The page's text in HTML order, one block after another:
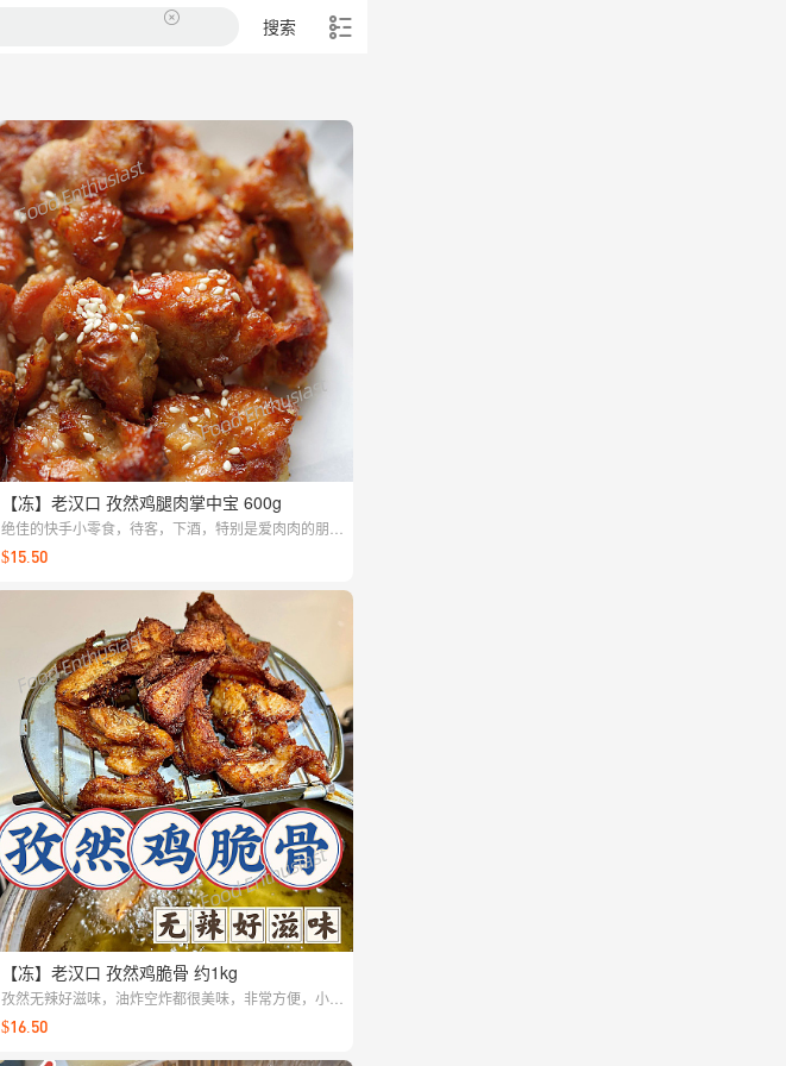
搜索
【冻】老汉口 孜然鸡腿肉掌中宝 600g
绝佳的快手小零食，待客，下酒，特别是爱肉肉的朋
友。这鸡腿肉一口口鲜嫩多汁，电烤/油炸/炭烤随时来
一盘~
$15.50
【冻】老汉口 孜然鸡脆骨 约1kg
孜然无辣好滋味，油炸空炸都很美味，非常方便，小零
食想吃随时来一盘，滋味十足！
$16.50